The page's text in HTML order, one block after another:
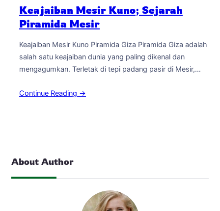
Keajaiban Mesir Kuno; Sejarah
Piramida Mesir
Keajaiban Mesir Kuno Piramida Giza Piramida Giza adalah
salah satu keajaiban dunia yang paling dikenal dan
mengagumkan. Terletak di tepi padang pasir di Mesir,
memiliki sejarah yang kaya dan misteri yang masih belum
Continue Reading →
About Author